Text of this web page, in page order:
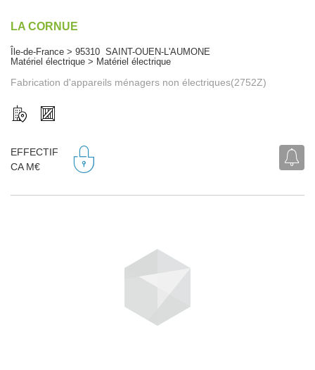
LA CORNUE
Île-de-France > 95310 SAINT-OUEN-L'AUMONE
Matériel électrique > Matériel électrique
Fabrication d'appareils ménagers non électriques(2752Z)
EFFECTIF
CA M€